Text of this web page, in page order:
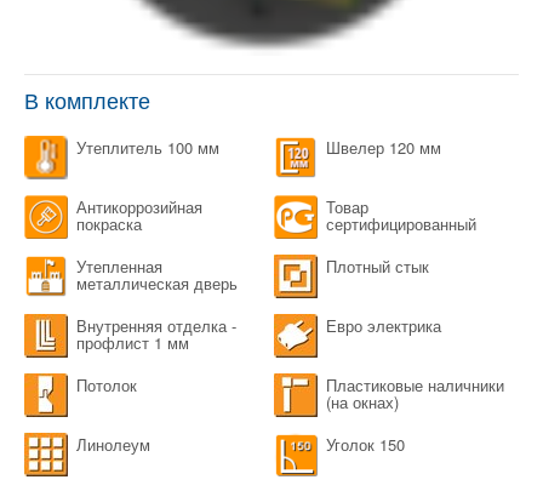
В комплекте
Утеплитель 100 мм Швелер 120 мм
Антикоррозийная
покраска
Товар
сертифицированный
Утепленная
металлическая дверь
Плотный стык
Внутренняя отделка -
профлист 1 мм
Евро электрика
Потолок Пластиковые наличники
(на окнах)
Линолеум
Уголок 150